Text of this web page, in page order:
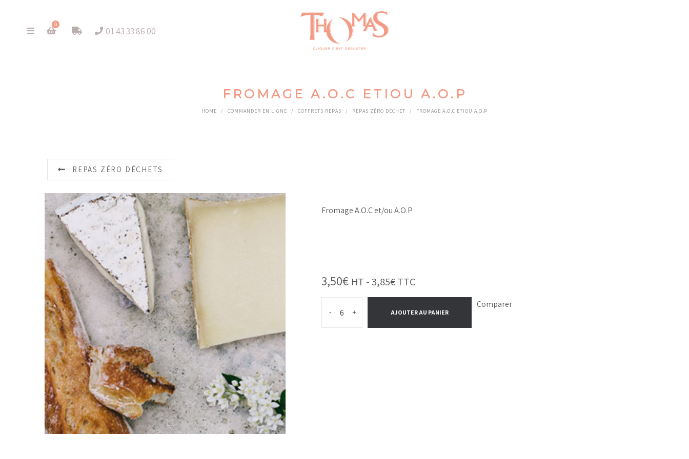
0
01 43 33 86 00
FROMAGE A.O.C ETIOU A.O.P
HOME / COMMANDER EN LIGNE / COFFRETS REPAS / REPAS ZÉRO DÉCHET / FROMAGE A.O.C ETIOU A.O.P
REPAS ZÉRO DÉCHETS
Fromage A.O.C et/ou A.O.P
3,50€ HT -3,85€TTC
- + AJOUTER AU PANIER
Comparer